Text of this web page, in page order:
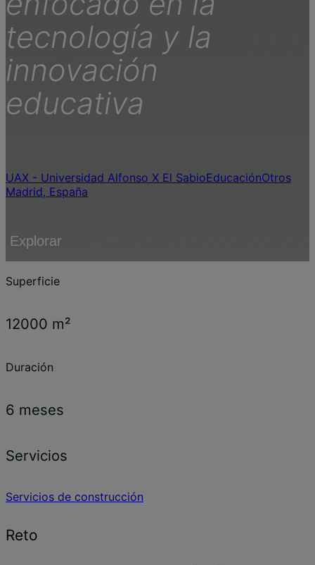
tecnología y la
innovación
educativa
UAX - Universidad Alfonso X El SabioEducaciónOtros
Madrid, España
Explorar
Superficie
12000 m²
Duración
6 meses
Servicios
Servicios de construcción
Reto